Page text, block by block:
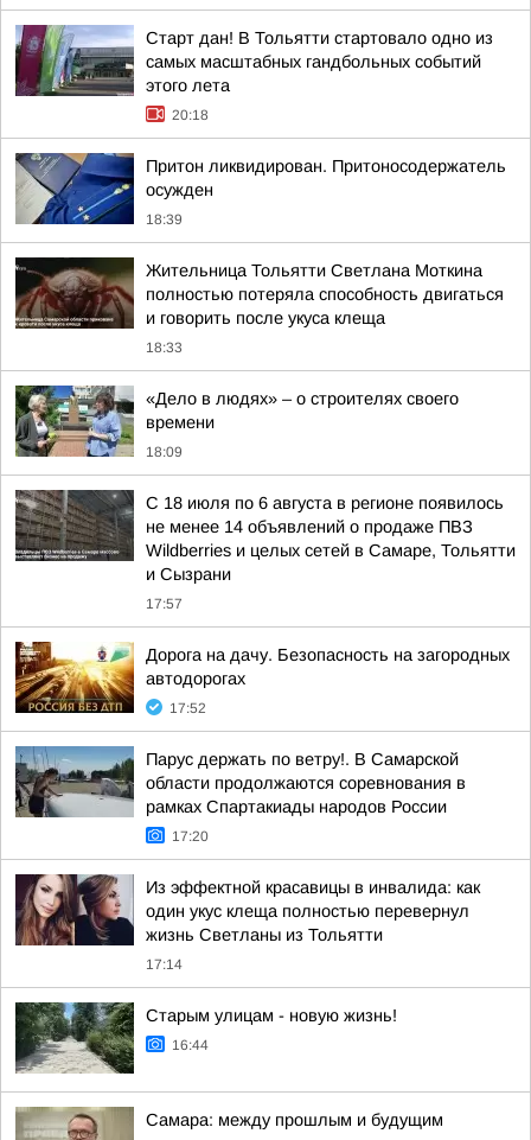
Старт дан! В Тольятти стартовало одно из
самых масштабных гандбольных событий
этого лета
20:18
Притон ликвидирован. Притоносодержатель
осужден
18:39
Жительница Тольятти Светлана Моткина
полностью потеряла способность двигаться
и говорить после укуса клеща
18:33
«Дело в людях» – о строителях своего
времени
18:09
С 18 июля по 6 августа в регионе появилось
не менее 14 объявлений о продаже ПВЗ
Wildberries и целых сетей в Самаре, Тольятти
и Сызрани
17:57
Дорога на дачу. Безопасность на загородных
автодорогах
17:52
Парус держать по ветру!. В Самарской
области продолжаются соревнования в
рамках Спартакиады народов России
17:20
Из эффектной красавицы в инвалида: как
один укус клеща полностью перевернул
жизнь Светланы из Тольятти
17:14
Старым улицам - новую жизнь!
16:44
Самара: между прошлым и будущим